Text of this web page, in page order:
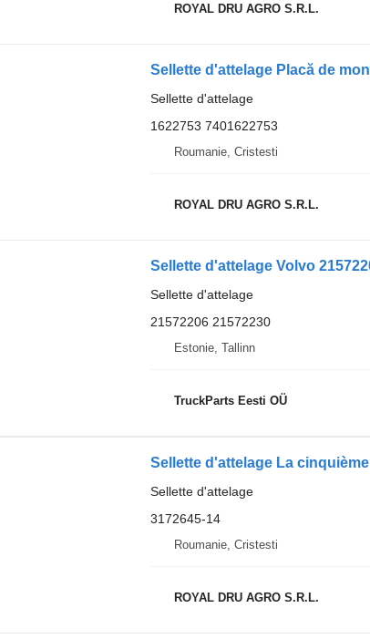
ROYAL DRU AGRO S.R.L.
Sellette d'attelage Placă de
Sellette d'attelage
1622753 7401622753
Roumanie, Cristesti
ROYAL DRU AGRO S.R.L.
Sellette d'attelage Volvo
Sellette d'attelage
21572206 21572230
Estonie, Tallinn
TruckParts Eesti OÜ
Sellette d'attelage La
Sellette d'attelage
3172645-14
Roumanie, Cristesti
ROYAL DRU AGRO S.R.L.